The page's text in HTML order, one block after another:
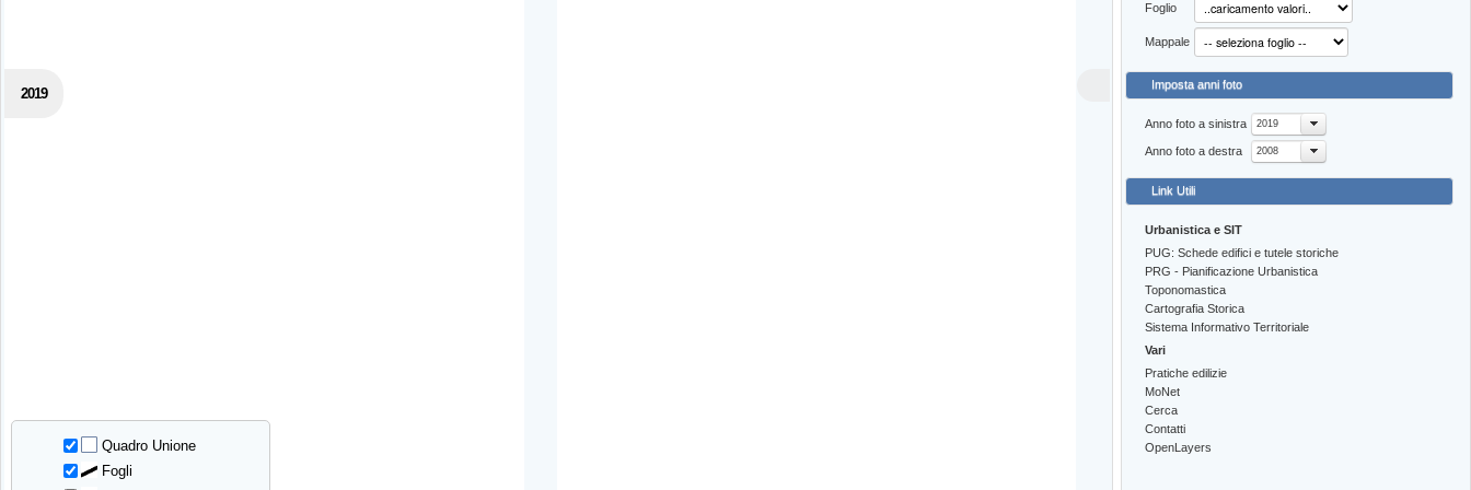
2019
Foglio
Mappale
Imposta anni foto
Anno foto a sinistra 2019
Anno foto a destra 2008
Link Utili
Urbanistica e SIT
PUG: Schede edifici e tutele storiche
PRG - Pianificazione Urbanistica
Toponomastica
Cartografia Storica
Sistema Informativo Territoriale
Vari
Pratiche edilizie
MoNet
Cerca
Contatti
OpenLayers
Quadro Unione
Fogli